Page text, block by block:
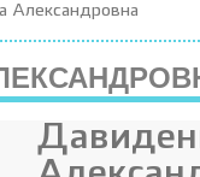
Александровна